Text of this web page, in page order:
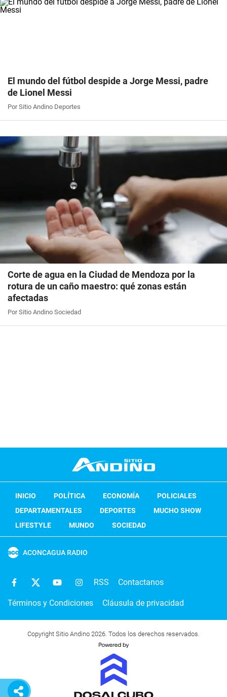
El mundo del fútbol despide a Jorge Messi, padre
de Lionel Messi
Por Sitio Andino Deportes
Corte de agua en la Ciudad de Mendoza por la
rotura de un caño maestro: qué zonas están
afectadas
Por Sitio Andino Sociedad
INICIO POLÍTICA ECONOMÍA
POLICIALES
DEPARTAMENTALES
DEPORTES
MUCHO SHOW
LIFESTYLE
MUNDO SOCIEDAD
ACONCAGUA RADIO
RSS Contactanos
Términos y Condiciones Cláusula de privacidad
Copyright Sitio Andino 2026. Todos los derechos reservados.